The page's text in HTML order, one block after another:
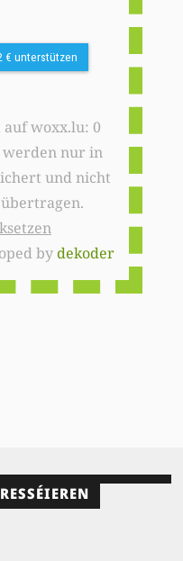
€ unterstützen
woxx.lu: 0
werden nur in
und nicht
bydekoder